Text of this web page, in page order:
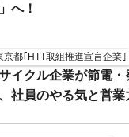
へ！
京都｢HTT取組推進宣言企業｣
イクル企業が節電
社員のやる気と営業